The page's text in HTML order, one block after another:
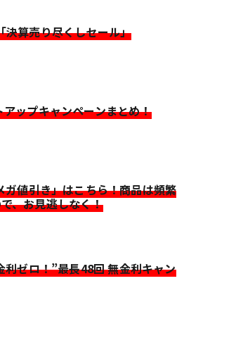
算売り尽くしセール」
ップキャンペーンまとめ！
値引き」はこちら！商品は頻繁
、お見逃しなく！
ゼロ！”最長48回 無金利キャン